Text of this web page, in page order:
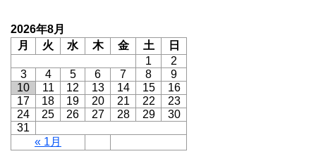
2026年8月
月
火 水 木 金 土 日
« 1月
1
2
3
4 5 6 7 8
9
10
11 12 13 14 15
16
17
18 19 20 21 22
23
24
25 26 27 28 29
30
31